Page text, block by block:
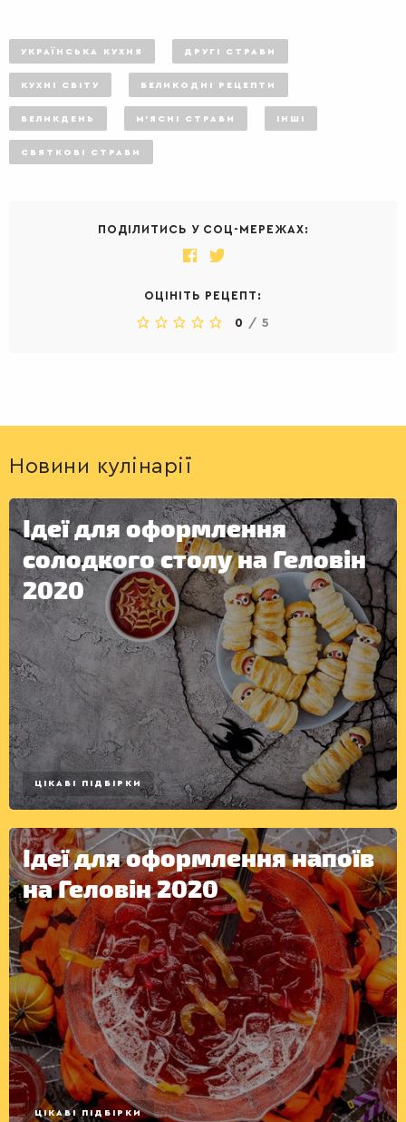
ДЕСЕРТИ
УКРАЇНСЬКА КУХНЯ ДРУГІ СТРАВИ
КУХНІ СВІТУ ВЕЛИКОДНІ РЕЦЕПТИ
ВЕЛИКДЕНЬ М'ЯСНІ СТРАВИ ІНШІ
СВЯТКОВІ СТРАВИ
ПОДІЛИТИСЬ У СОЦ-МЕРЕЖАХ:
ОЦІНІТЬ РЕЦЕПТ:
0 / 5
Новини кулінарії
Ідеї для оформлення
солодкого столу на Геловін
2020
ЦІКАВІ ПІДБІРКИ
Ідеї для оформлення напоїв
на Геловін 2020
ЦІКАВІ ПІДБІРКИ